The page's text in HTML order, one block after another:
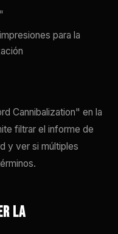
para la
Cannibalization" en la
filtrar el informe de
y ver si múltiples
la